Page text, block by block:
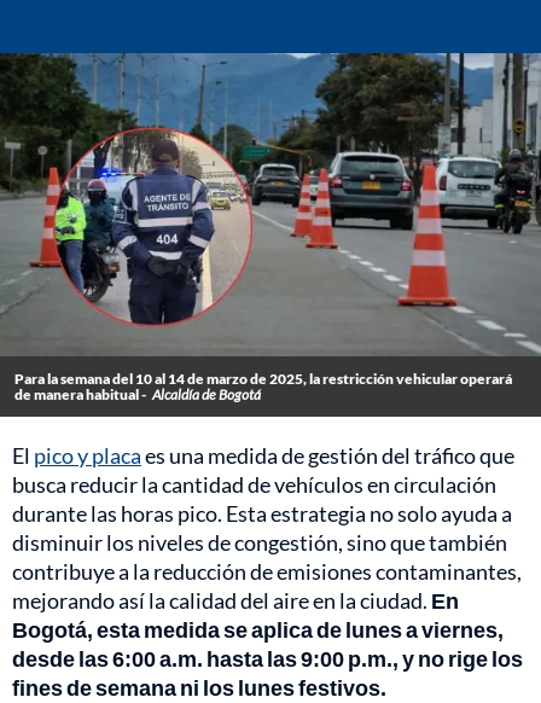
Para la semana del 10 al 14 de marzo de 2025, la restricción vehicular operará
de manera habitual - Alcaldía de Bogotá
El pico y placaes una medida de gestión del tráfico que
busca reducir la cantidad de vehículos en circulación
durante las horas pico. Esta estrategia no solo ayuda a
disminuir los niveles de congestión, sino que también
contribuye a la reducción de emisiones contaminantes,
mejorando así la calidad del aire en la ciudad. En
Bogotá, esta medida se aplica de lunes a viernes,
desde las 6:00 a.m. hasta las 9:00 p.m., y no rige los
fines de semana ni los lunes festivos.